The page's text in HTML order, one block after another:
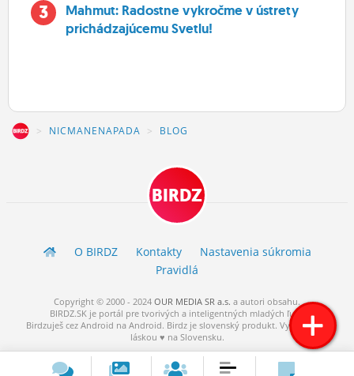
3
Mahmut: Radostne vykročme v ústrety
prichádzajúcemu Svetlu!
NICMANENAPADA BLOG
BIRDZ
O BIRDZ Kontakty
Nastavenia súkromia
Pravidlá
Copyright © 2000 - 2024 OUR MEDIA SR a.s. a autori obsahu.
BIRDZ.SK je portál pre tvorivých a inteligentných mladých ľudí.
Birdzuješ cez Android na Android. Birdz je slovenský produkt. Vytvorené s
láskou ♥ na Slovensku.